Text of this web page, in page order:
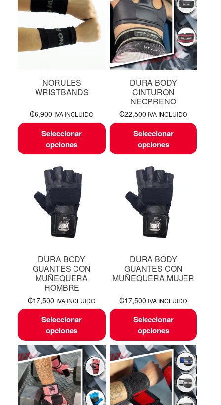
NORULES
WRISTBANDS
₡6,900 IVA INCLUIDO
Seleccionar
opciones
DURA BODY
CINTURON
NEOPRENO
₡22,500 IVA INCLUIDO
Seleccionar
opciones
DURA BODY
GUANTES CON
MUÑEQUERA
HOMBRE
₡17,500 IVA INCLUIDO
Seleccionar
opciones
DURA BODY
GUANTES CON
MUÑEQUERA MUJER
₡17,500 IVA INCLUIDO
Seleccionar
opciones